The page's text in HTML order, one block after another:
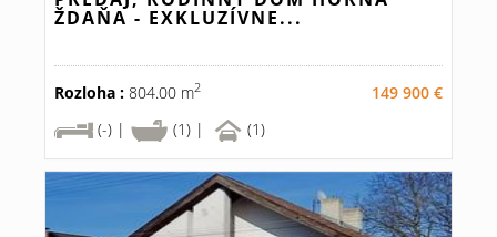
ŽDAŇA - EXKLUZÍVNE...
Rozloha : 804.00 m2
149 900 €
(-) |
(1) | (1)